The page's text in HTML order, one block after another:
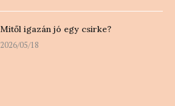
Mitől igazán jó egy csirke?
2026/05/18